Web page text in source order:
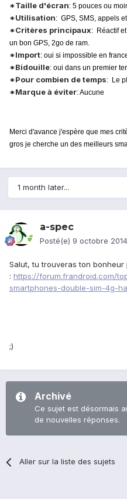
*Taille d'écran: 5 pouces ou
*Utilisation: GPS, SMS, appels
*Critères principaux: Réactif
un bon GPS, 2go de ram.
*Import: oui si impossible en
*Bidouille: oui dans un premier
*Pour combien de temps: Le
*Marque à éviter: Aucune
Merci d'avance j'espère que mes
gros je cherche un des meilleurs
1 month later...
a-spec
Posté(e) 9 octobre 2014
Salut, tu trouveras ton bonheur
: https://forum.frandroid.com/
smartphones-double-sim-4g-
;)
Archivé
Ce sujet est désormais
de nouvelles réponses.
Aller sur la liste des sujets